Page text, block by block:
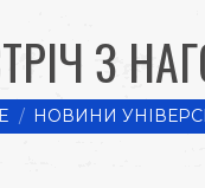
З
here:
НОВИНИ